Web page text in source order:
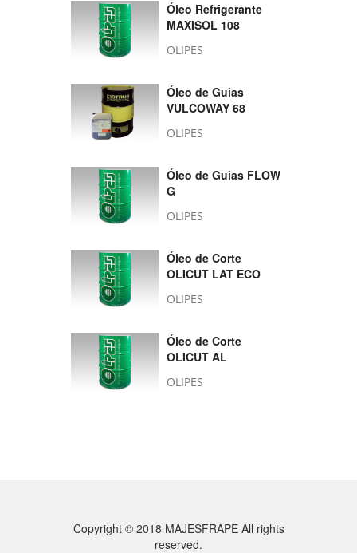
Óleo Refrigerante
MAXISOL 108
OLIPES
Óleo de Guias
VULCOWAY 68
OLIPES
Óleo de Guias FLOW
G
OLIPES
Óleo de Corte
OLICUT LAT ECO
OLIPES
Óleo de Corte
OLICUT AL
OLIPES
Copyright © 2018 MAJESFRAPE All rights
reserved.